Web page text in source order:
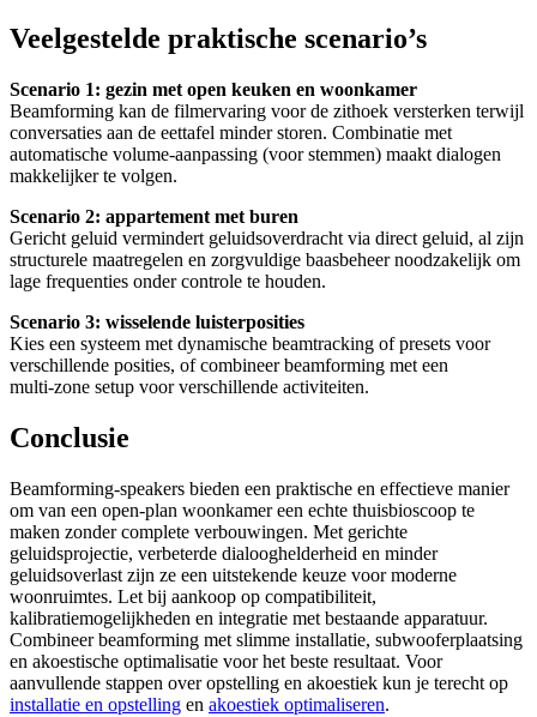
Veelgestelde praktische scenario’s
Scenario 1: gezin met open keuken en woonkamer
Beamforming kan de filmervaring voor de zithoek versterken terwijl
conversaties aan de eettafel minder storen. Combinatie met
automatische volume-aanpassing (voor stemmen) maakt dialogen
makkelijker te volgen.
Scenario 2: appartement met buren
Gericht geluid vermindert geluidsoverdracht via direct geluid, al zijn
structurele maatregelen en zorgvuldige baasbeheer noodzakelijk om
lage frequenties onder controle te houden.
Scenario 3: wisselende luisterposities
Kies een systeem met dynamische beamtracking of presets voor
verschillende posities, of combineer beamforming met een
multi‑zone setup voor verschillende activiteiten.
Conclusie
Beamforming-speakers bieden een praktische en effectieve manier
om van een open‑plan woonkamer een echte thuisbioscoop te
maken zonder complete verbouwingen. Met gerichte
geluidsprojectie, verbeterde dialooghelderheid en minder
geluidsoverlast zijn ze een uitstekende keuze voor moderne
woonruimtes. Let bij aankoop op compatibiliteit,
kalibratiemogelijkheden en integratie met bestaande apparatuur.
Combineer beamforming met slimme installatie, subwooferplaatsing
en akoestische optimalisatie voor het beste resultaat. Voor
aanvullende stappen over opstelling en akoestiek kun je terecht op
installatie en opstelling en akoestiek optimaliseren.